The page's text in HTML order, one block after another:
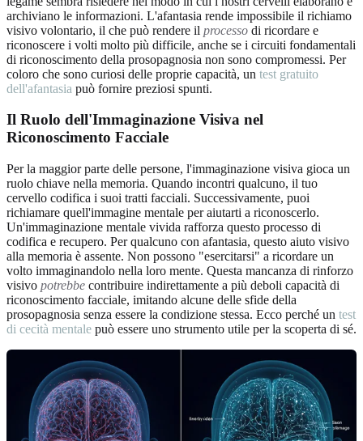
archiviano le informazioni. L'afantasia rende impossibile il richiamo
visivo volontario, il che può rendere il processo di ricordare e
riconoscere i volti molto più difficile, anche se i circuiti fondamentali
di riconoscimento della prosopagnosia non sono compromessi. Per
coloro che sono curiosi delle proprie capacità, un test gratuito
dell'afantasia può fornire preziosi spunti.
Il Ruolo dell'Immaginazione Visiva nel
Riconoscimento Facciale
Per la maggior parte delle persone, l'immaginazione visiva gioca un
ruolo chiave nella memoria. Quando incontri qualcuno, il tuo
cervello codifica i suoi tratti facciali. Successivamente, puoi
richiamare quell'immagine mentale per aiutarti a riconoscerlo.
Un'immaginazione mentale vivida rafforza questo processo di
codifica e recupero. Per qualcuno con afantasia, questo aiuto visivo
alla memoria è assente. Non possono "esercitarsi" a ricordare un
volto immaginandolo nella loro mente. Questa mancanza di rinforzo
visivo potrebbe contribuire indirettamente a più deboli capacità di
riconoscimento facciale, imitando alcune delle sfide della
prosopagnosia senza essere la condizione stessa. Ecco perché un test
di cecità mentale può essere uno strumento utile per la scoperta di sé.